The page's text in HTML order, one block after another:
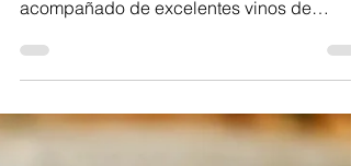
Disfruta de la gran oferta gastronómica en